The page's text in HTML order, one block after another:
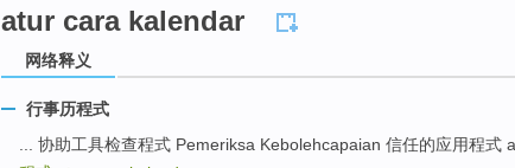
atur cara kalendar
网络释义
行事历程式
... 协助工具检查程式 Pemeriksa Kebolehcapaian 信任的应用程式